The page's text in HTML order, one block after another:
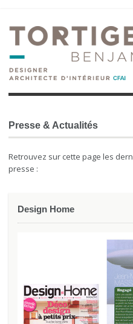
Presse & Actualités
Retrouvez sur cette page les
presse :
Design Home